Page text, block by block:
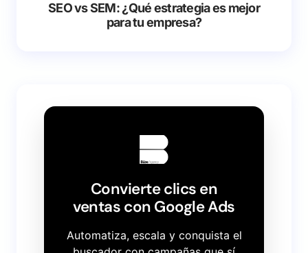
SEO vs SEM: ¿Qué estrategia es mejor
para tu empresa?
Convierte clics en
ventas con Google Ads
Automatiza, escala y conquista el